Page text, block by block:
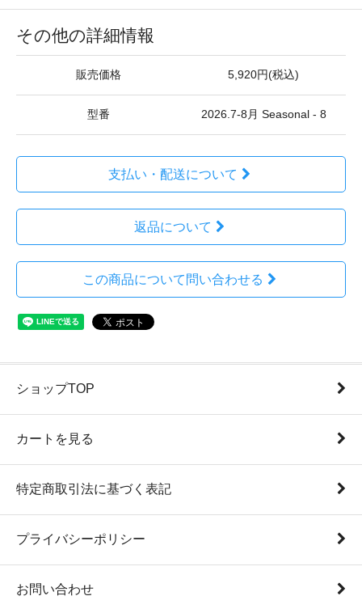
その他の詳細情報
販売価格 5,920円(税込)
型番 2026.7-8月 Seasonal - 8
支払い・配送について
返品について
この商品について問い合わせる
ショップTOP
カートを見る
特定商取引法に基づく表記
プライバシーポリシー
お問い合わせ